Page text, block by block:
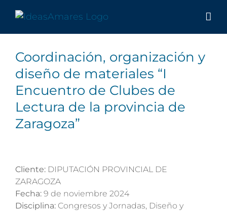
contenido
Coordinación, organización y
diseño de materiales “I
Encuentro de Clubes de
Lectura de la provincia de
Zaragoza”
Cliente: DIPUTACIÓN PROVINCIAL DE
ZARAGOZA
Fecha: 9 de noviembre 2024
Disciplina: Congresos y Jornadas, Diseño y